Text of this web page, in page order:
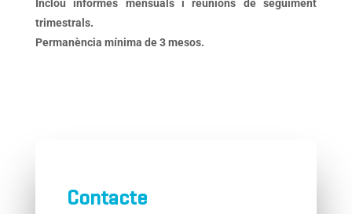
Inclou informes mensuals i reunions de seguiment
trimestrals.
Permanència mínima de 3 mesos.
Contacte